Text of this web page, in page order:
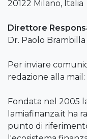
20122 Milano, Italia
Direttore
Dr. Paolo Brambilla
Per inviare
redazione alla mail:
Fondata nel 2005
lamiafinanza.it ha
punto di